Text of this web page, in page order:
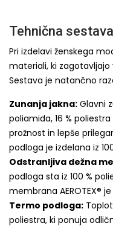
Tehnična
Pri izdelavi ženskega
materiali, ki
Sestava je natančno
Zunanja jakna: Glavni
poliamida, 16 %
prožnost in lepše
podloga je izdelana iz
Odstranljiva dežna
podloga sta iz 100 %
membrana AEROTEX®
Termo podloga:
poliestra, ki ponuja